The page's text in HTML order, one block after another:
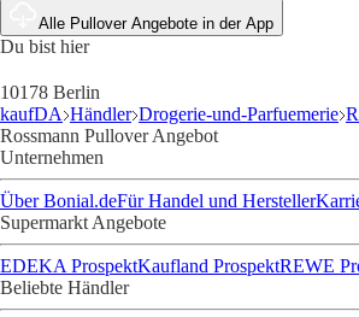
Alle Pullover Angebote in der App
Du bist hier
10178 Berlin
kaufDA Händler Drogerie-und-Parfuemerie
Rossmann Pullover Angebot
Unternehmen
Über Bonial.deFür Handel und Hersteller
Supermarkt Angebote
EDEKA ProspektKaufland ProspektREWE
Beliebte Händler